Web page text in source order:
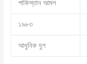
পাকিস্তান আমল
১৯৮৩
আধুনিক যুগ